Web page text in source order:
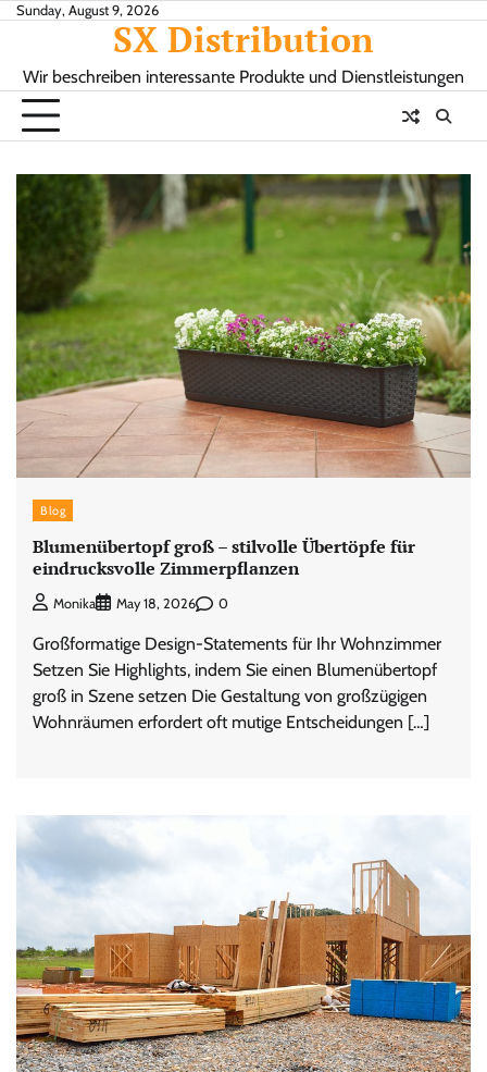
SkipSunday, August 9, 2026
SX Distribution
Wir beschreiben interessante Produkte und Dienstleistungen
Blog
Blumenübertopf groß – stilvolle Übertöpfe für
eindrucksvolle Zimmerpflanzen
Monika May 18, 2026 0
Großformatige Design-Statements für Ihr Wohnzimmer
Setzen Sie Highlights, indem Sie einen Blumenübertopf
groß in Szene setzen Die Gestaltung von großzügigen
Wohnräumen erfordert oft mutige Entscheidungen […]